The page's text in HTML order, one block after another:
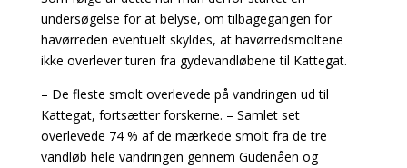
undersøgelse for at belyse, om tilbagegangen for
havørreden eventuelt skyldes, at havørredsmoltene
ikke overlever turen fra gydevandløbene til Kattegat.
– De fleste smolt overlevede på vandringen ud til
Kattegat, fortsætter forskerne. – Samlet set
overlevede 74 % af de mærkede smolt fra de tre
vandløb hele vandringen gennem Gudenåen og